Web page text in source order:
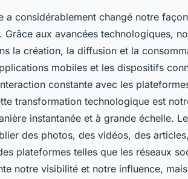
a considérablement changé notre
Grâce aux avancées technologiques,
la création, la diffusion et la
mobiles et les dispositifs
constante avec les
transformation technologique est
instantanée et à grande échelle.
des photos, des vidéos, des
plateformes telles que les réseaux
notre visibilité et notre influence,